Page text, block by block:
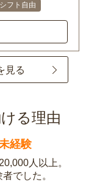
シフト自由
見る
る理由
経験
人以上。
でした。